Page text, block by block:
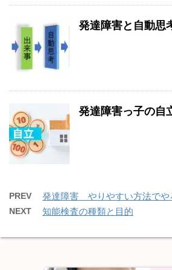
発達障害と自動思
発達障害っ子の自
PREV 発達障害 やりやすい方法でや
NEXT 知能検査の種類と目的